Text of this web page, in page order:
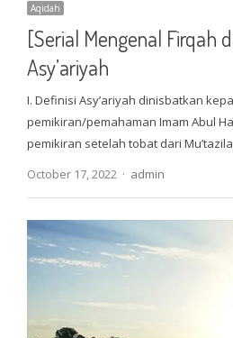
Aqidah
[Serial Mengenal Firqah
Asy’ariyah
I. Definisi Asy’ariyah dinisbatkan
pemikiran/pemahaman Imam Abul
pemikiran setelah tobat dari
October 17, 2022
Author
admin